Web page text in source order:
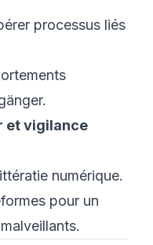
processus liés
et vigilance
numérique.
pour un